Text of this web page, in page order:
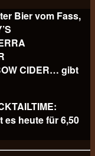
Bier vom Fass,
CIDER… gibt
es heute für6,50